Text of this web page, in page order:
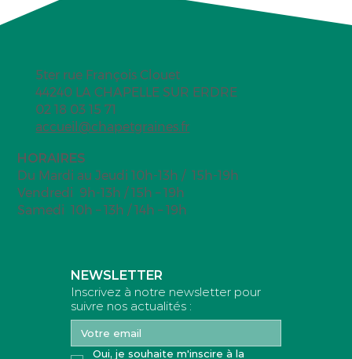
5ter rue François Clouet
44240 LA CHAPELLE SUR ERDRE
02 18 03 15 71
accueil@chapetgraines.fr
HORAIRES
Du Mardi au Jeudi 10h-13h / 15h-19h
Vendredi 9h-13h / 15h – 19h
Samedi 10h – 13h / 14h – 19h
NEWSLETTER
Inscrivez à notre newsletter pour
suivre nos actualités :
Oui, je souhaite m'inscire à la